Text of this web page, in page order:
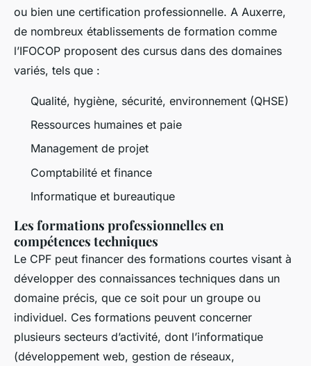
ou bien une certification professionnelle. A Auxerre,
de nombreux établissements de formation comme
l’IFOCOP proposent des cursus dans des domaines
variés, tels que :
Qualité, hygiène, sécurité, environnement (QHSE)
Ressources humaines et paie
Management de projet
Comptabilité et finance
Informatique et bureautique
Les formations professionnelles en
compétences techniques
Le CPF peut financer des formations courtes visant à
développer des connaissances techniques dans un
domaine précis, que ce soit pour un groupe ou
individuel. Ces formations peuvent concerner
plusieurs secteurs d’activité, dont l’informatique
(développement web, gestion de réseaux,